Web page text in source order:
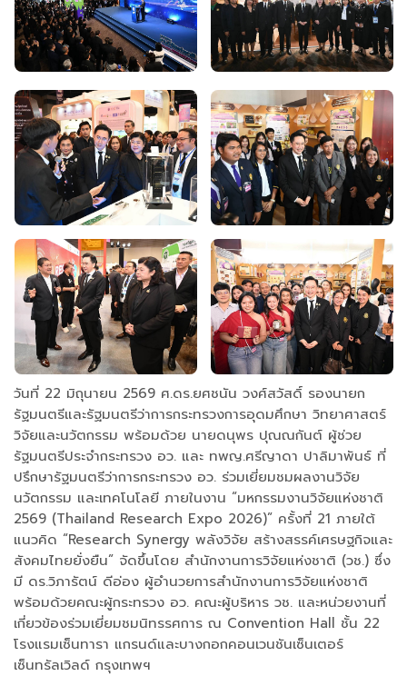
วันที่ 22 มิถุนายน 2569 ศ.ดร.ยศชนัน วงศ์สวัสดิ์ รองนายก
รัฐมนตรีและรัฐมนตรีว่าการกระทรวงการอุดมศึกษา วิทยาศาสตร์
วิจัยและนวัตกรรม พร้อมด้วย นายดนุพร ปุณณกันต์ ผู้ช่วย
รัฐมนตรีประจำกระทรวง อว. และ ทพญ.ศรีญาดา ปาลิมาพันธ์ ที่
ปรึกษารัฐมนตรีว่าการกระทรวง อว. ร่วมเยี่ยมชมผลงานวิจัย
นวัตกรรม และเทคโนโลยี ภายในงาน “มหกรรมงานวิจัยแห่งชาติ
2569 (Thailand Research Expo 2026)” ครั้งที่ 21 ภายใต้
แนวคิด “Research Synergy พลังวิจัย สร้างสรรค์เศรษฐกิจและ
สังคมไทยยั่งยืน” จัดขึ้นโดย สำนักงานการวิจัยแห่งชาติ (วช.) ซึ่ง
มี ดร.วิภารัตน์ ดีอ่อง ผู้อำนวยการสํานักงานการวิจัยแห่งชาติ
พร้อมด้วยคณะผู้กระทรวง อว. คณะผู้บริหาร วช. และหน่วยงานที่
เกี่ยวข้องร่วมเยี่ยมชมนิทรรศการ ณ Convention Hall ชั้น 22
โรงแรมเซ็นทารา แกรนด์และบางกอกคอนเวนชันเซ็นเตอร์
เซ็นทรัลเวิลด์ กรุงเทพฯ